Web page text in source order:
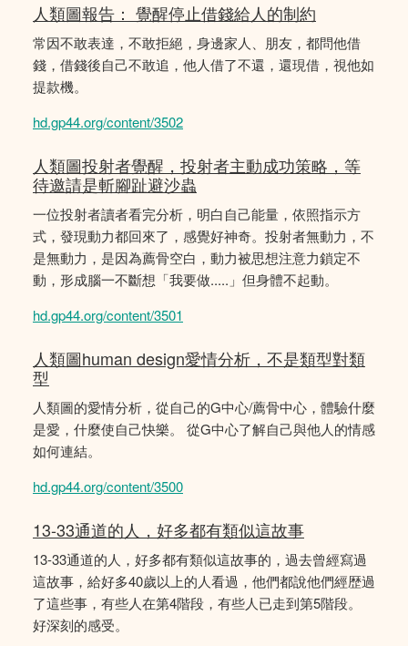
人類圖報告： 覺醒停止借錢給人的制約
常因不敢表達，不敢拒絕，身邊家人、朋友，都問他借
錢，借錢後自己不敢追，他人借了不還，還現借，視他如
提款機。
hd.gp44.org/content/3502
人類圖投射者覺醒，投射者主動成功策略，等
待邀請是斬腳趾避沙蟲
一位投射者讀者看完分析，明白自己能量，依照指示方
式，發現動力都回來了，感覺好神奇。投射者無動力，不
是無動力，是因為薦骨空白，動力被思想注意力鎖定不
動，形成腦一不斷想「我要做.....」但身體不起動。
hd.gp44.org/content/3501
人類圖human design愛情分析，不是類型對類
型
人類圖的愛情分析，從自己的G中心/薦骨中心，體驗什麼
是愛，什麼使自己快樂。 從G中心了解自己與他人的情感
如何連結。
hd.gp44.org/content/3500
13-33通道的人，好多都有類似這故事
13-33通道的人，好多都有類似這故事的，過去曾經寫過
這故事，給好多40歲以上的人看過，他們都說他們經歴過
了這些事，有些人在第4階段，有些人已走到第5階段。
好深刻的感受。